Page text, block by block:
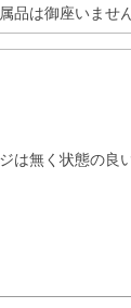
品は御座いません
は無く状態の良